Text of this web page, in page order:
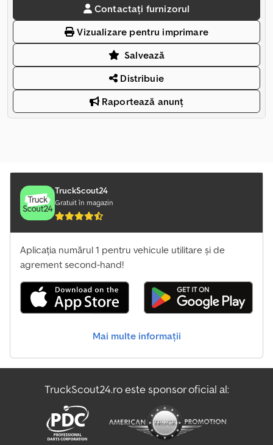
Contactați furnizorul
Vizualizare pentru imprimare
Salvează
Distribuie
Raportează anunț
TruckScout24
Gratuit în magazin
Aplicația numărul 1 pentru vehicule utilitare și de
agrement second-hand!
Mai multe informații
TruckScout24.ro este sponsor oficial al: